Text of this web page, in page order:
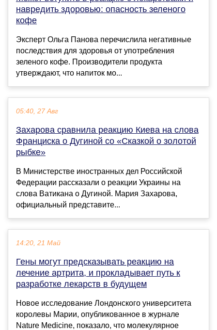
навредить здоровью: опасность зеленого
кофе
Эксперт Ольга Панова перечислила негативные
последствия для здоровья от употребления
зеленого кофе. Производители продукта
утверждают, что напиток мо...
05:40, 27 Авг
Захарова сравнила реакцию Киева на слова
Франциска о Дугиной со «Сказкой о золотой
рыбке»
В Министерстве иностранных дел Российской
Федерации рассказали о реакции Украины на
слова Ватикана о Дугиной. Мария Захарова,
официальный представите...
14:20, 21 Май
Гены могут предсказывать реакцию на
лечение артрита, и прокладывает путь к
разработке лекарств в будущем
Новое исследование Лондонского университета
королевы Марии, опубликованное в журнале
Nature Medicine, показало, что молекулярное